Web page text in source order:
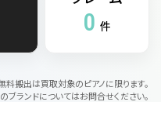
0 件
料搬出は買取対象のピアノに限ります。
ブランドについてはお問合せください。